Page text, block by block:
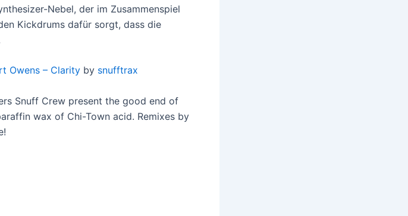
Nebel, der im Zusammenspiel
Kickdrums dafür sorgt, dass die
Owens – Clarity by snufftrax
Snuff Crew present the good end of
wax of Chi-Town acid. Remixes by